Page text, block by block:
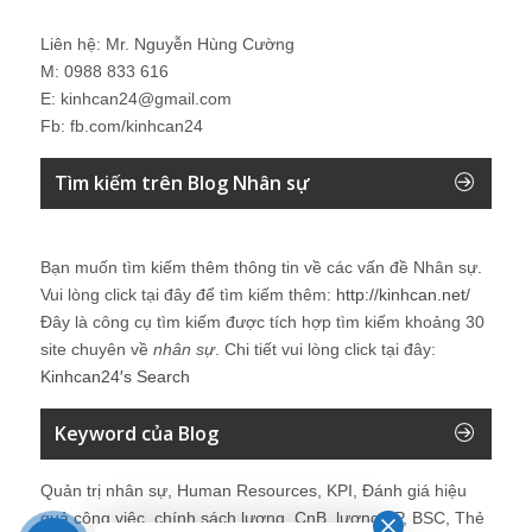
Liên hệ: Mr. Nguyễn Hùng Cường
M: 0988 833 616
E: kinhcan24@gmail.com
Fb: fb.com/kinhcan24
Tìm kiếm trên Blog Nhân sự
Bạn muốn tìm kiếm thêm thông tin về các vấn đề Nhân sự
Vui lòng click tại đây để tìm kiếm thêm: http://kinhcan.net/
Đây là công cụ tìm kiếm được tích hợp tìm kiếm khoảng 30
site chuyên về nhân sự. Chi tiết vui lòng click tại đây:
Kinhcan24′s Search
Keyword của Blog
Quản trị nhân sự, Human Resources, KPI, Đánh giá hiệu
quả công việc, chính sách lương, CnB, lương 3P, BSC, Thẻ